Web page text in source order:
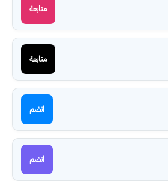
متابعة
متابعة
انضم
انضم